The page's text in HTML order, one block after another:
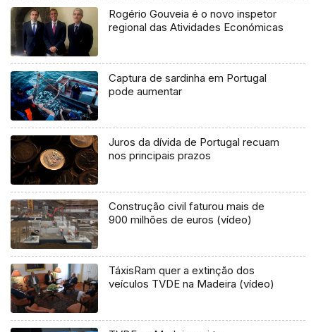
Rogério Gouveia é o novo inspetor
regional das Atividades Económicas
Captura de sardinha em Portugal
pode aumentar
Juros da dívida de Portugal recuam
nos principais prazos
Construção civil faturou mais de
900 milhões de euros (vídeo)
TáxisRam quer a extinção dos
veículos TVDE na Madeira (vídeo)